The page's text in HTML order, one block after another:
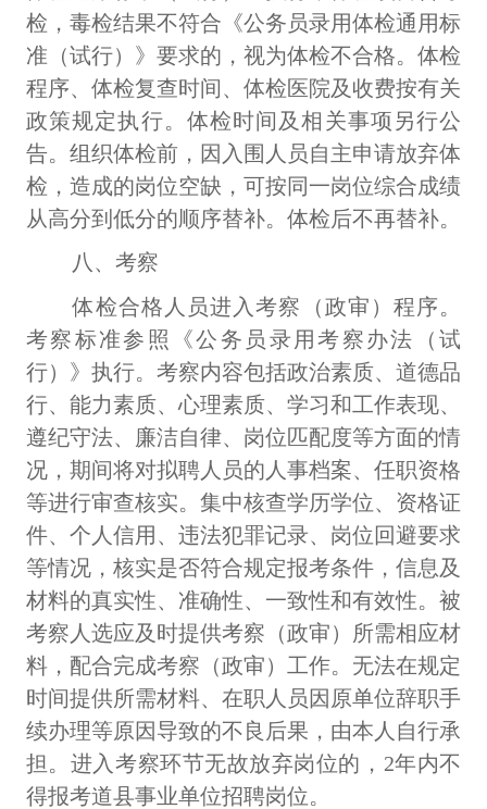
检，毒检结果不符合《公务员录用体检通用标
准（试行）》要求的，视为体检不合格。体检
程序、体检复查时间、体检医院及收费按有关
政策规定执行。体检时间及相关事项另行公
告。组织体检前，因入围人员自主申请放弃体
检，造成的岗位空缺，可按同一岗位综合成绩
从高分到低分的顺序替补。体检后不再替补。
八、考察
体检合格人员进入考察（政审）程序。
考察标准参照《公务员录用考察办法（试
行）》执行。考察内容包括政治素质、道德品
行、能力素质、心理素质、学习和工作表现、
遵纪守法、廉洁自律、岗位匹配度等方面的情
况，期间将对拟聘人员的人事档案、任职资格
等进行审查核实。集中核查学历学位、资格证
件、个人信用、违法犯罪记录、岗位回避要求
等情况，核实是否符合规定报考条件，信息及
材料的真实性、准确性、一致性和有效性。被
考察人选应及时提供考察（政审）所需相应材
料，配合完成考察（政审）工作。无法在规定
时间提供所需材料、在职人员因原单位辞职手
续办理等原因导致的不良后果，由本人自行承
担。进入考察环节无故放弃岗位的， 2年内不
得报考道县事业单位招聘岗位。